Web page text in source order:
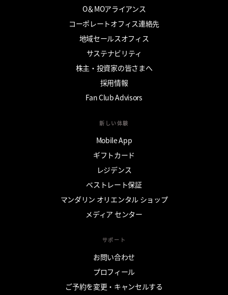
O＆MOアライアンス
コーポレートオフィス連絡先
地域セールスオフィス
サステナビリティ
株主・投資家の皆さまへ
採用情報
Fan Club Advisors
新しい体験
Mobile App
ギフトカード
レジデンス
ベストレート保証
マンダリン オリエンタル ショップ
メディア センター
サポート
お問い合わせ
プロフィール
ご予約を変更・キャンセルする